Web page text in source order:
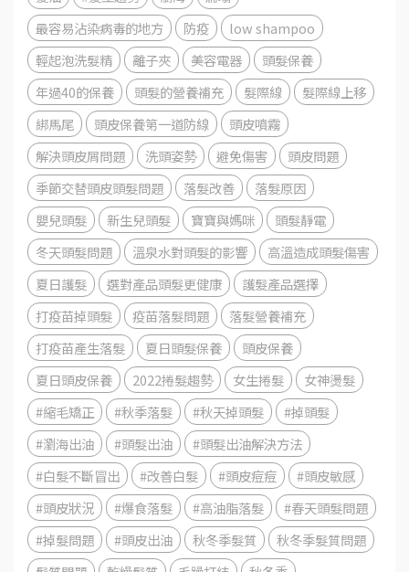
最容易沾染病毒的地方
防疫
low shampoo
輕起泡洗髮精
離子夾 美容電器
頭髮保養
年過40的保養
頭髮的營養補充 髮際線
髮際線上移
綁馬尾
頭皮保養第一道防線
頭皮噴霧
解決頭皮屑問題
洗頭姿勢 避免傷害
頭皮問題
季節交替頭皮頭髮問題
落髮改善
落髮原因
嬰兒頭髮
新生兒頭髮 寶寶與媽咪
頭髮靜電
冬天頭髮問題
溫泉水對頭髮的影響
高溫造成頭髮傷害
夏日護髮
選對產品頭髮更健康
護髮產品選擇
打疫苗掉頭髮
疫苗落髮問題
落髮營養補充
打疫苗產生落髮
夏日頭髮保養
頭皮保養
夏日頭皮保養
2022捲髮趨勢 女生捲髮
女神燙髮
#縮毛矯正
#秋季落髮 #秋天掉頭髮
#掉頭髮
#瀏海出油
#頭髮出油
#頭髮出油解決方法
#白髮不斷冒出
#改善白髮 #頭皮痘痘
#頭皮敏感
#頭皮狀況
#爆食落髮 #高油脂落髮
#春天頭髮問題
#掉髮問題
#頭皮出油 秋冬季髮質
秋冬季髮質問題